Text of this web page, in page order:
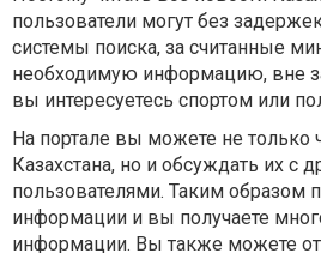
пользователи могут без
системы поиска, за считанные
необходимую информацию, вне
вы интересуетесь спортом или
На портале вы можете не только
Казахстана, но и обсуждать их с
пользователями. Таким образом
информации и вы получаете
информации. Вы также можете